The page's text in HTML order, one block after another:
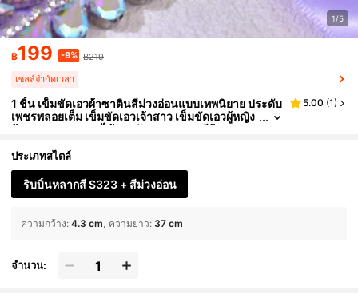
1/5
฿199 -9% ฿219
เซลล์จำกัดเวลา
1 ชิ้น เข็มขัดเอวผ้าซาตินสีม่วงอ่อนแบบเทพนิยาย ประดับ
เพชรพลอยเต็ม เข็มขัดเอวเจ้าสาว เข็มขัดเอวผู้หญิง
ผ้าคาดเอวลายดอกไม้ประดับเพชรพลอยสีรุ้ง AB
5.00 (1)
ประเภทสไตล์
ริบบิ้นหลากสี S323 + สีม่วงอ่อน
ความกว้าง: 4.3 cm ความยาว: 37 cm
จำนวน: